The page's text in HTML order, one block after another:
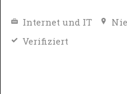
Internet und IT
Verifiziert